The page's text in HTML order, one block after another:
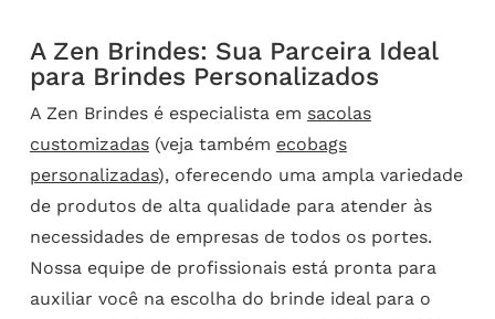
A Zen Brindes: Sua Parceira Ideal
para Brindes Personalizados
A Zen Brindes é especialista em sacolas
customizadas(veja também ecobags
personalizadas), oferecendo uma ampla variedade
de produtos de alta qualidade para atender às
necessidades de empresas de todos os portes.
Nossa equipe de profissionais está pronta para
auxiliar você na escolha do brinde ideal para o